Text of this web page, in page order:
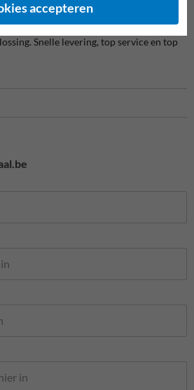
met inklapsysteem kies je voor een
Snelle levering, top service en top
accepteren